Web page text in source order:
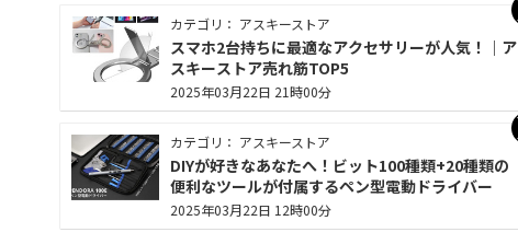
カテゴリ： アスキーストア
スマホ2台持ちに最適なアクセサリーが人気！｜ア
スキーストア売れ筋TOP5
2025年03月22日 21時00分
カテゴリ： アスキーストア
DIYが好きなあなたへ！ビット100種類+20種類の
便利なツールが付属するペン型電動ドライバー
2025年03月22日 12時00分